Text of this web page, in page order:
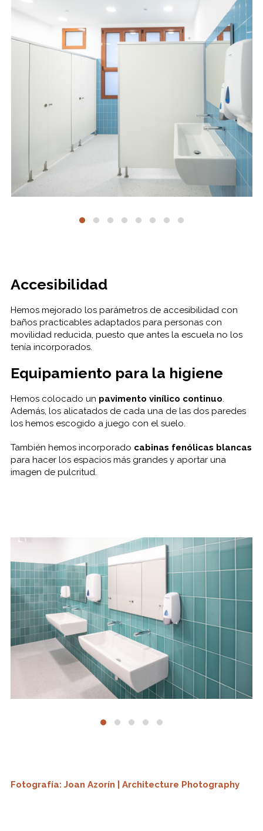
Accesibilidad
Hemos mejorado los parámetros de accesibilidad con
baños practicables adaptados para personas con
movilidad reducida, puesto que antes la escuela no los
tenía incorporados.
Equipamiento para la higiene
Hemos colocado un pavimento vinílico continuo.
Además, los alicatados de cada una de las dos paredes
los hemos escogido a juego con el suelo.
También hemos incorporado cabinas fenólicas blancas
para hacer los espacios más grandes y aportar una
imagen de pulcritud.
Fotografía: Joan Azorín | Architecture Photography